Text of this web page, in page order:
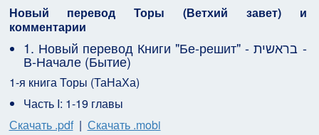
Новый перевод Торы (Ветхий завет) и
комментарии
1. Новый перевод Книги "Бе-решит" - בראשית -
В-Начале (Бытие)
1-я книга Торы (ТаНаХа)
Часть I: 1-19 главы
Скачать .pdf| Скачать .mobi